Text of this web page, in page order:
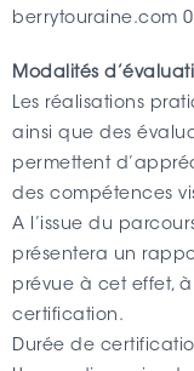
berrytouraine.com
Modalités
Les réalisations
ainsi que des
permettent
des compétences
A l’issue du
présentera un
prévue à cet effet,
certification.
Durée de